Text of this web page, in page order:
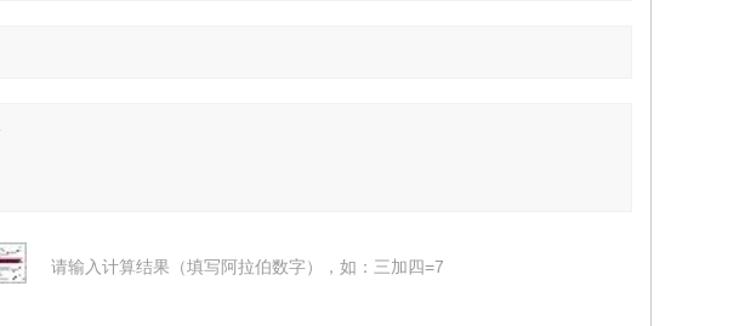
请输入计算结果（填写阿拉伯数字），如：三加四=7